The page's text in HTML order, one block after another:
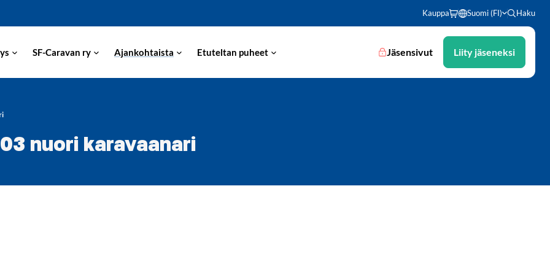
Kauppa Suomi (FI) Haku
SF-Caravan ry Ajankohtaista Etuteltan puheet Jäsensivut Liity jäseneksi
nuori karavaanari